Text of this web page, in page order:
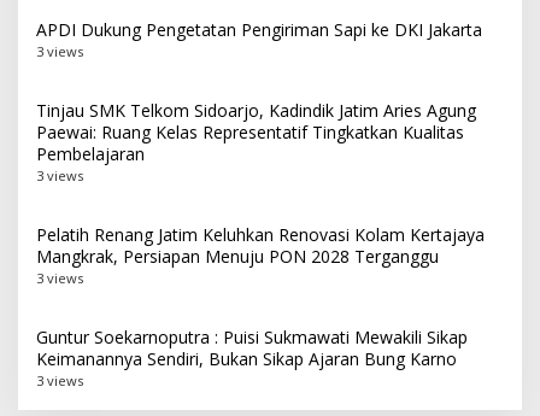
APDI Dukung Pengetatan Pengiriman Sapi ke DKI Jakarta
3 views
Tinjau SMK Telkom Sidoarjo, Kadindik Jatim Aries Agung
Paewai: Ruang Kelas Representatif Tingkatkan Kualitas
Pembelajaran
3 views
Pelatih Renang Jatim Keluhkan Renovasi Kolam Kertajaya
Mangkrak, Persiapan Menuju PON 2028 Terganggu
3 views
Guntur Soekarnoputra : Puisi Sukmawati Mewakili Sikap
Keimanannya Sendiri, Bukan Sikap Ajaran Bung Karno
3 views